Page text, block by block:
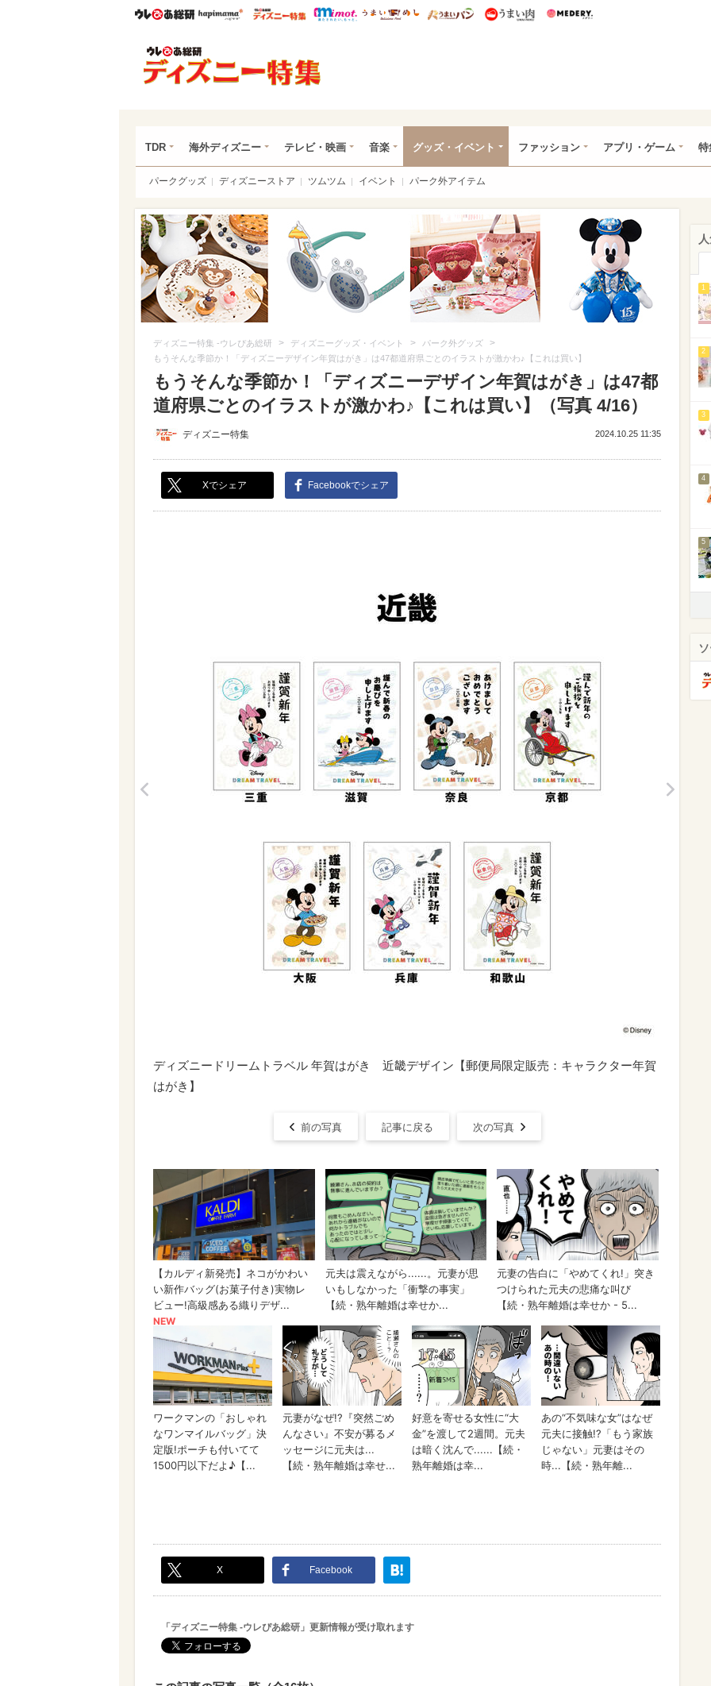
ウレぴあ総研ハピママ* ウレぴあ総研 ディズニー特集
mimot. うまいめし うまいパン うまい肉
TDR 海外ディズニー テレビ・映画 音楽 グッズ・イベント ファッション アプリ・ゲーム 特
パークグッズ ディズニーストア ツムツム イベント パーク外アイテム
ディズニー特集 -ウレぴあ総研 > ディズニーグッズ・イベント > パーク外グッズ >
もうそんな季節か！「ディズニーデザイン年賀はがき」は47都道府県ごとのイラストが激かわ♪【これは買い】
もうそんな季節か！「ディズニーデザイン年賀はがき」は47都
道府県ごとのイラストが激かわ♪【これは買い】（写真 4/16）
ディズニー特集 2024.10.25 11:35
Xでシェア Facebookでシェア
ディズニードリームトラベル 年賀はがき 近畿デザイン【郵便局限定販売：キャラクター年賀
はがき】
前の写真 記事に戻る 次の写真
X Facebook
「ディズニー特集 -ウレぴあ総研」更新情報が受け取れます
1
2
3
4
5